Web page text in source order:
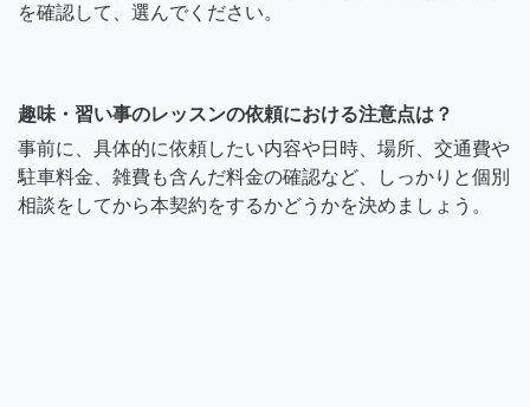
を確認して、選んでください。
趣味・習い事のレッスンの依頼における注意点は？
事前に、具体的に依頼したい内容や日時、場所、交通費や
駐車料金、雑費も含んだ料金の確認など、しっかりと個別
相談をしてから本契約をするかどうかを決めましょう。